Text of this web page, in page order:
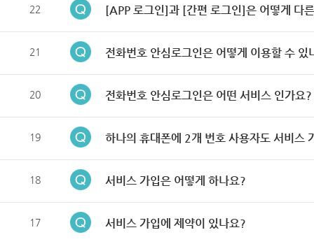
22 [APP 로그인]과 [간편 로그인]은 어떻게 다
21 전화번호 안심로그인은 어떻게 이용할 수 있
20 전화번호 안심로그인은 어떤 서비스 인가요?
19 하나의 휴대폰에 2개 번호 사용자도 서비스
18 서비스 가입은 어떻게 하나요?
17 서비스 가입에 제약이 있나요?